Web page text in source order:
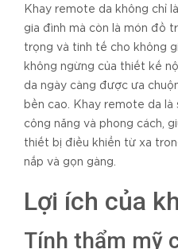
Khay remote da không chỉ
gia đình mà còn là món đồ
trọng và tinh tế cho không
không ngừng của thiết kế
da ngày càng được ưa
bền cao. Khay remote da là
công năng và phong cách,
thiết bị điều khiển từ xa
nắp và gọn gàng.
Lợi ích của
Tính thẩm mỹ